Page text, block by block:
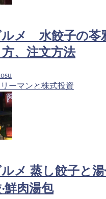
ルメ 水餃子の苓
、注文方法
ーマンと株式投資
メ 蒸し餃子と
鮮肉湯包